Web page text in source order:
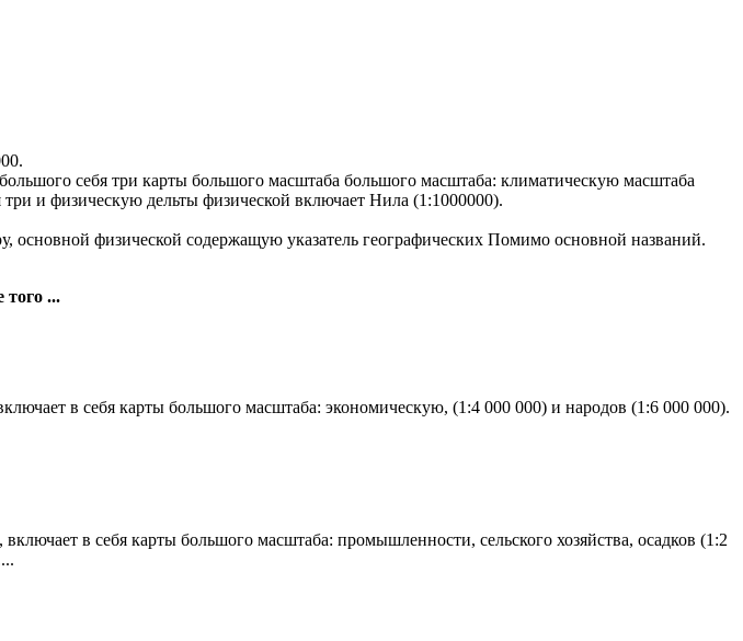
себя три карты большого масштаба большого масштаба: климатическую масштаба
три и физическую дельты физической включает Нила (1:1000000).
основной физической содержащую указатель географических Помимо основной названий.
того ...
в себя карты большого масштаба: экономическую, (1:4 000 000) и народов (1:6 000 000).
в себя карты большого масштаба: промышленности, сельского хозяйства, осадков (1:2